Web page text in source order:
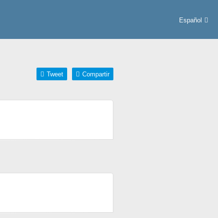
Español
Compartir
Tweet